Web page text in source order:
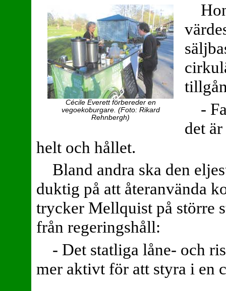
Cécile Everett förbereder en
vegoekoburgare. (Foto: Rikard
Rehnbergh)
-
det
helt och hållet.
Bland andra ska den
duktig på att återanvända
trycker Mellquist på större
från regeringshåll:
- Det statliga låne- och
mer aktivt för att styra i en